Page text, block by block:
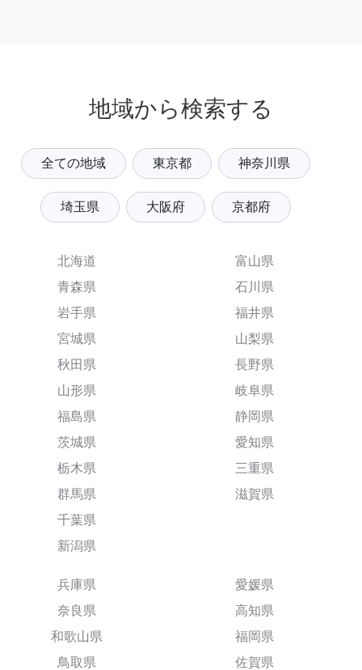
地域から検索する
全ての地域 東京都 神奈川県
埼玉県 大阪府 京都府
北海道
青森県
岩手県
宮城県
秋田県
山形県
福島県
茨城県
栃木県
群馬県
千葉県
新潟県
富山県
石川県
福井県
山梨県
長野県
岐阜県
静岡県
愛知県
三重県
滋賀県
兵庫県
奈良県
和歌山県
鳥取県
愛媛県
高知県
福岡県
佐賀県